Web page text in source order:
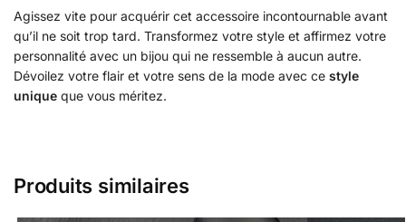
Agissez vite pour acquérir cet accessoire incontournable avant
qu’il ne soit trop tard. Transformez votre style et affirmez votre
personnalité avec un bijou qui ne ressemble à aucun autre.
Dévoilez votre flair et votre sens de la mode avec ce style
unique que vous méritez.
Produits similaires